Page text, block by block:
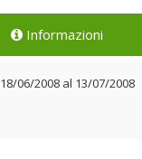
Informazioni
18/06/2008 al 13/07/2008